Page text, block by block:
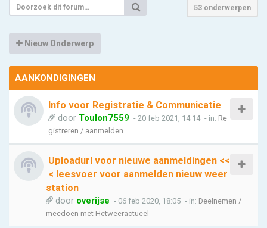
53 onderwerpen
Nieuw Onderwerp
AANKONDIGINGEN
Info voor Registratie & Communicatie
door Toulon7559 - 20 feb 2021, 14:14 - in: Re
gistreren / aanmelden
Uploadurl voor nieuwe aanmeldingen <<
< leesvoer voor aanmelden nieuw weer
station
door overijse - 06 feb 2020, 18:05 - in: Deelnemen /
meedoen met Hetweeractueel